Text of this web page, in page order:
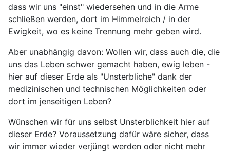
dass wir uns "einst" wiedersehen und in die Arme
schließen werden, dort im Himmelreich / in der
Ewigkeit, wo es keine Trennung mehr geben wird.
Aber unabhängig davon: Wollen wir, dass auch die, die
uns das Leben schwer gemacht haben, ewig leben -
hier auf dieser Erde als "Unsterbliche" dank der
medizinischen und technischen Möglichkeiten oder
dort im jenseitigen Leben?
Wünschen wir für uns selbst Unsterblichkeit hier auf
dieser Erde? Voraussetzung dafür wäre sicher, dass
wir immer wieder verjüngt werden oder nicht mehr